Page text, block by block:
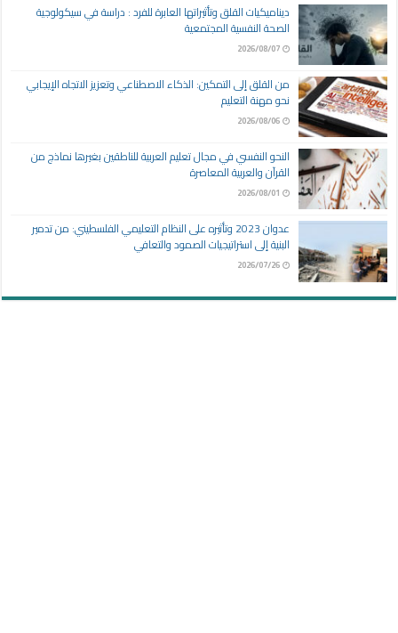
ديناميكيات القلق وتأثيراتها العابرة للفرد : دراسة في سيكولوجية
الصحة النفسية المجتمعية
2026/08/07
من القلق إلى التمكين: الذكاء الاصطناعي وتعزيز الاتجاه الإيجابي
نحو مهنة التعليم
2026/08/06
النحو النفسي في مجال تعليم العربية للناطقين بغيرها نماذج من
القرآن والعربية المعاصرة
2026/08/01
عدوان 2023 وتأثيره على النظام التعليمي الفلسطيني: من تدمير
البنية إلى استراتيجيات الصمود والتعافي
2026/07/26